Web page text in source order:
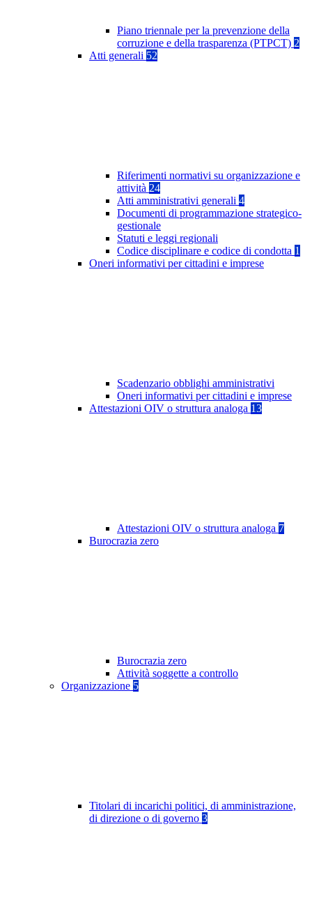
Piano triennale per la prevenzione della
corruzione e della trasparenza (PTPCT) 2
Atti generali 52
Riferimenti normativi su organizzazione e
attività 24
Atti amministrativi generali 4
Documenti di programmazione strategico-
gestionale
Statuti e leggi regionali
Codice disciplinare e codice di condotta 1
Oneri informativi per cittadini e imprese
Scadenzario obblighi amministrativi
Oneri informativi per cittadini e imprese
Attestazioni OIV o struttura analoga 13
Attestazioni OIV o struttura analoga 7
Burocrazia zero
Burocrazia zero
Attività soggette a controllo
Organizzazione 5
Titolari di incarichi politici, di amministrazione,
di direzione o di governo 3